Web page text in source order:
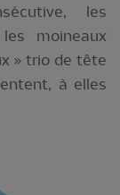
les
moineaux
» trio de tête
à elles